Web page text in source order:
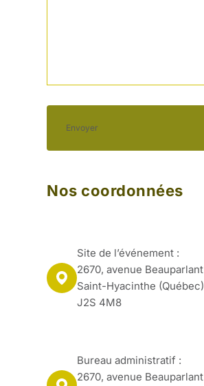
Nos coordonnées
Site de l’événement :
2670, avenue Beauparlant
Saint-Hyacinthe (Québec)
J2S 4M8
Bureau administratif :
2670, avenue Beauparlant